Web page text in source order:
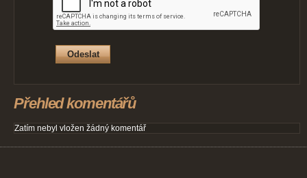
Přehled komentářů
Zatím nebyl vložen žádný komentář